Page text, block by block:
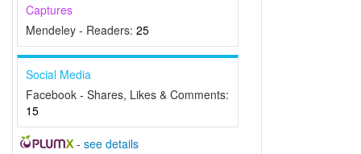
Captures
Mendeley - Readers: 25
Social Media
Facebook - Shares, Likes & Comments:
15
- see details